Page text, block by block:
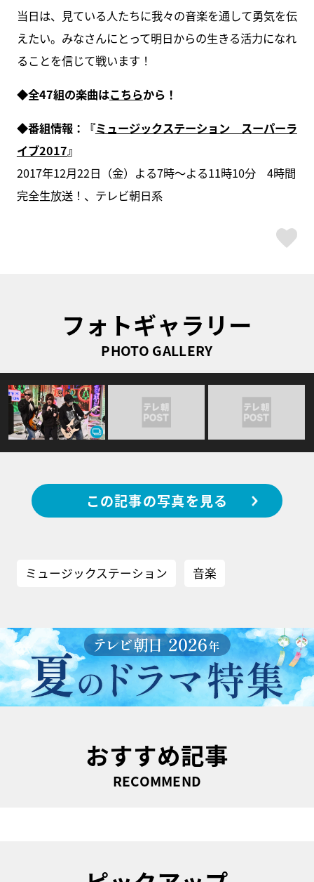
当日は、見ている人たちに我々の音楽を通して勇気を伝
えたい。みなさんにとって明日からの生きる活力になれ
ることを信じて戦います！
◆全47組の楽曲はこちらから！
◆番組情報：『ミュージックステーション スーパーラ
イブ2017』
2017年12月22日（金）よる7時～よる11時10分 4時間
完全生放送！、テレビ朝日系
フォトギャラリー
PHOTO GALLERY
この記事の写真を見る
ミュージックステーション 音楽
おすすめ記事
RECOMMEND